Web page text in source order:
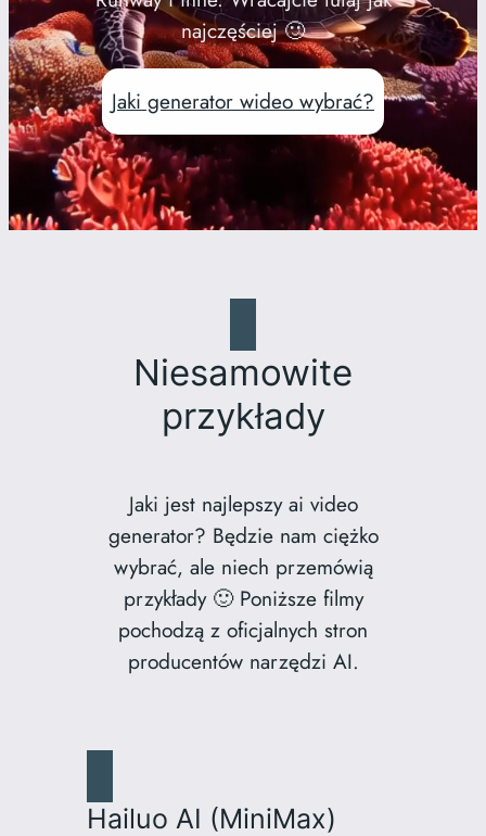
najczęściej 🙂
Jaki generator wideo wybrać?
Niesamowite
przykłady
Jaki jest najlepszy ai video
generator? Będzie nam ciężko
wybrać, ale niech przemówią
przykłady 🙂 Poniższe filmy
pochodzą z oficjalnych stron
producentów narzędzi AI.
Hailuo AI (MiniMax)